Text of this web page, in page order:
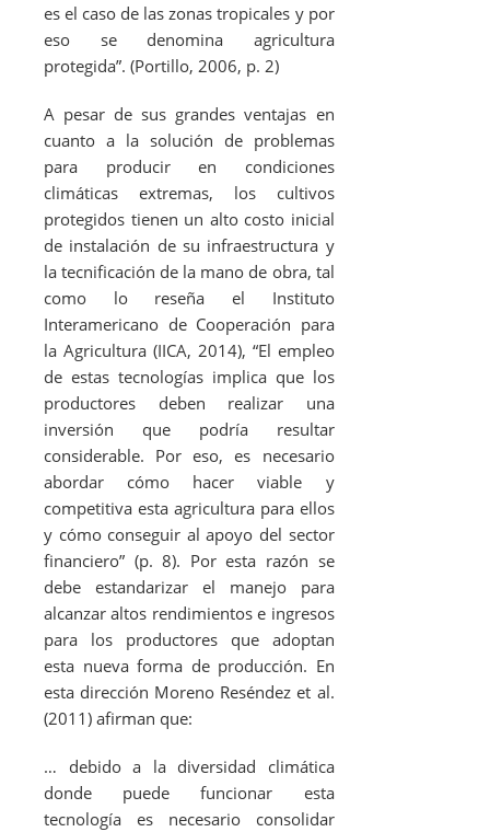
es el caso de las zonas tropicales y por
eso se denomina agricultura
protegida”. (Portillo, 2006, p. 2)
A pesar de sus grandes ventajas en
cuanto a la solución de problemas
para producir en condiciones
climáticas extremas, los cultivos
protegidos tienen un alto costo inicial
de instalación de su infraestructura y
la tecnificación de la mano de obra, tal
como lo reseña el Instituto
Interamericano de Cooperación para
la Agricultura (IICA, 2014), “El empleo
de estas tecnologías implica que los
productores deben realizar una
inversión que podría resultar
considerable. Por eso, es necesario
abordar cómo hacer viable y
competitiva esta agricultura para ellos
y cómo conseguir al apoyo del sector
financiero” (p. 8). Por esta razón se
debe estandarizar el manejo para
alcanzar altos rendimientos e ingresos
para los productores que adoptan
esta nueva forma de producción. En
esta dirección Moreno Reséndezet al.
(2011) afirman que:
… debido a la diversidad climática
donde puede funcionar esta
tecnología es necesario consolidar